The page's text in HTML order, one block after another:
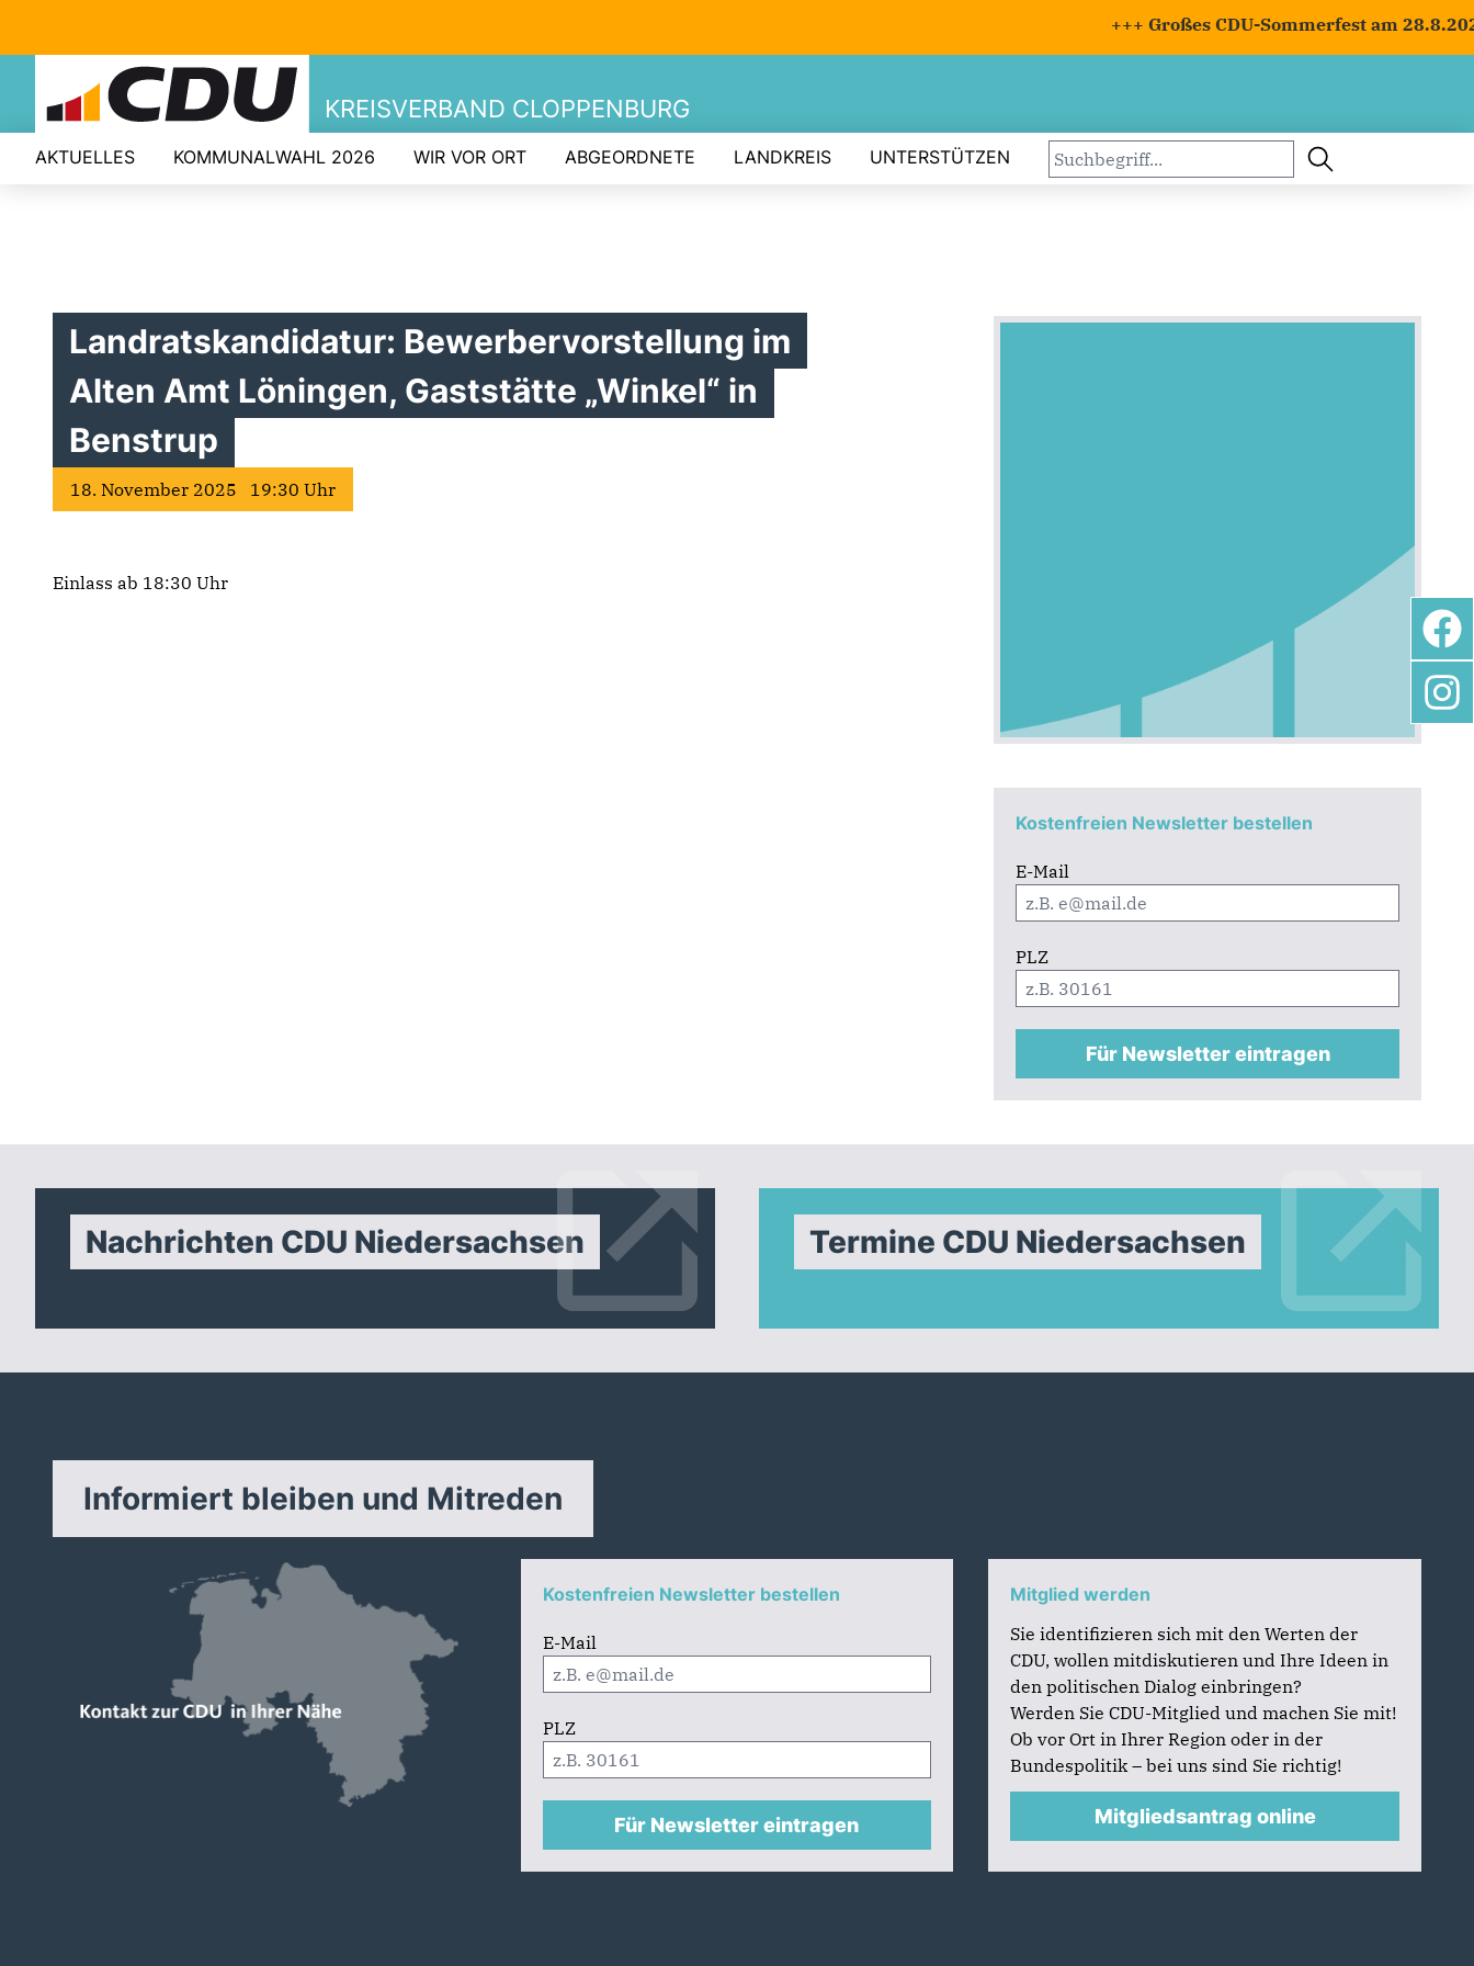
+++ Großes CDU-Sommerfest am
KREISVERBAND CLOPPENBURG
AKTUELLES KOMMUNALWAHL 2026 WIR VOR ORT ABGEORDNETE LANDKREIS UNTERSTÜTZEN
Kostenfreien Newsletter bestellen
E-Mail
PLZ
Für Newsletter eintragen
Landratskandidatur: Bewerbervorstellung im
Alten Amt Löningen, Gaststätte „Winkel“ in
Benstrup
18. November 2025 19:30 Uhr
Einlass ab 18:30 Uhr
Nachrichten CDU Niedersachsen Termine CDU Niedersachsen
Informiert bleiben und Mitreden
Kostenfreien Newsletter bestellen
E-Mail
PLZ
Für Newsletter eintragen
Mitglied werden
Sie identifizieren sich mit den Werten der
CDU, wollen mitdiskutieren und Ihre Ideen in
den politischen Dialog einbringen?
Werden Sie CDU-Mitglied und machen Sie mit!
Ob vor Ort in Ihrer Region oder in der
Bundespolitik – bei uns sind Sie richtig!
Mitgliedsantrag online